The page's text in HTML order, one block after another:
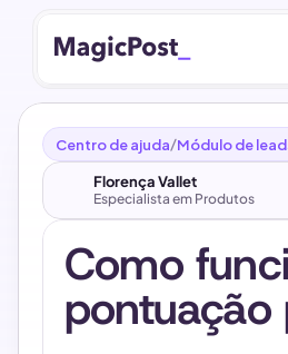
Centro de ajuda/Módulo de
Florença Vallet
Especialista em Produtos
Como
pontuação